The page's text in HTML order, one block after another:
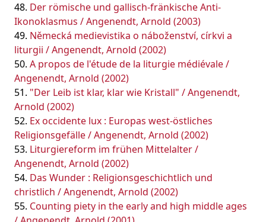
Der römische und gallisch-fränkische Anti-
Ikonoklasmus / Angenendt, Arnold (2003)
Německá medievistika o náboženství, církvi a
liturgii / Angenendt, Arnold (2002)
A propos de l'étude de la liturgie médiévale /
Angenendt, Arnold (2002)
"Der Leib ist klar, klar wie Kristall" / Angenendt,
Arnold (2002)
Ex occidente lux : Europas west-östliches
Religionsgefälle / Angenendt, Arnold (2002)
Liturgiereform im frühen Mittelalter /
Angenendt, Arnold (2002)
Das Wunder : Religionsgeschichtlich und
christlich / Angenendt, Arnold (2002)
Counting piety in the early and high middle ages